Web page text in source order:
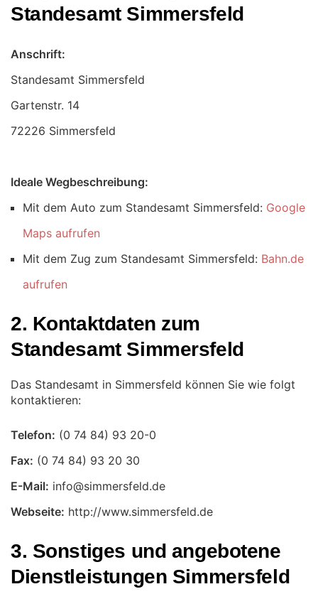
Standesamt Simmersfeld
Anschrift:
Standesamt Simmersfeld
72226 Simmersfeld
Ideale Wegbeschreibung:
Mit dem Auto zum Standesamt Simmersfeld: Google
Maps aufrufen
Mit dem Zug zum Standesamt Simmersfeld: Bahn.de
aufrufen
2. Kontaktdaten zum
Standesamt Simmersfeld
Das Standesamt in Simmersfeld können Sie wie folgt
kontaktieren:
Telefon:
Fax:
E-Mail:
Webseite: http://www.simmersfeld.de
3. Sonstiges und angebotene
Dienstleistungen Simmersfeld